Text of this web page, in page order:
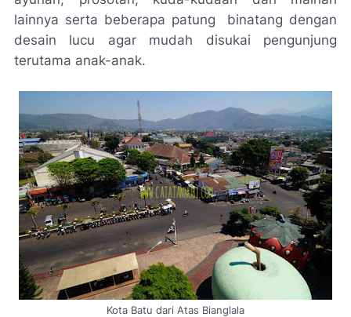
lainnya serta beberapa patung binatang dengan
desain lucu agar mudah disukai pengunjung
terutama anak-anak.
Kota Batu dari Atas Bianglala